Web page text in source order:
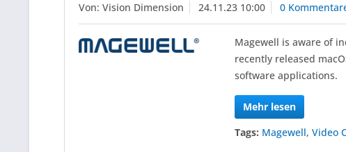
Von: Vision Dimension 24.11.23 10:00 0
Magewell is aware of
recently released
software applications.
Mehr lesen
Tags: Magewell,Video